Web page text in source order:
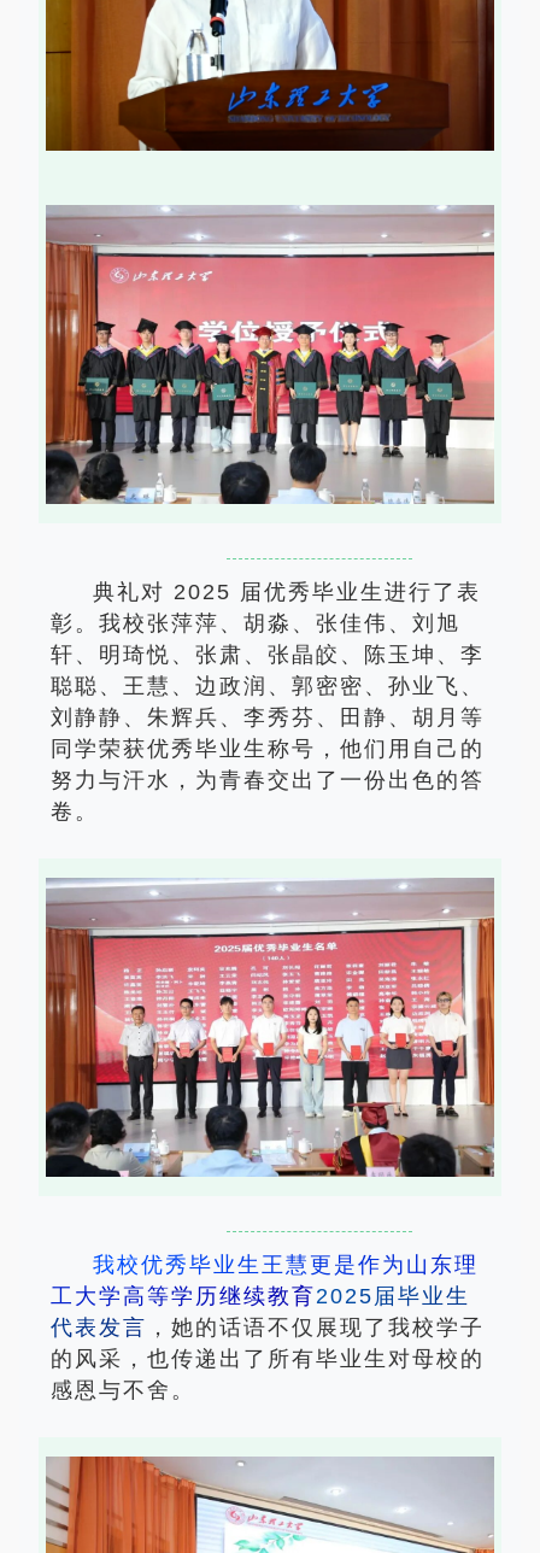
典礼对 2025 届优秀毕业生进行了表
彰。我校张萍萍、胡淼、张佳伟、刘旭
轩、明琦悦、张肃、张晶皎、陈玉坤、李
聪聪、王慧、边政润、郭密密、孙业飞、
刘静静、朱辉兵、李秀芬、田静、胡月等
同学荣获优秀毕业生称号，他们用自己的
努力与汗水，为青春交出了一份出色的答
卷。
我校优秀毕业生 王慧更 是作为 山 东理
工 大学高等学 历继续教育2025 届毕业生
代表 发言 ，她的话语不仅展现了我校学子
的风采，也传递出了所有毕业生对母校的
感恩与不舍。